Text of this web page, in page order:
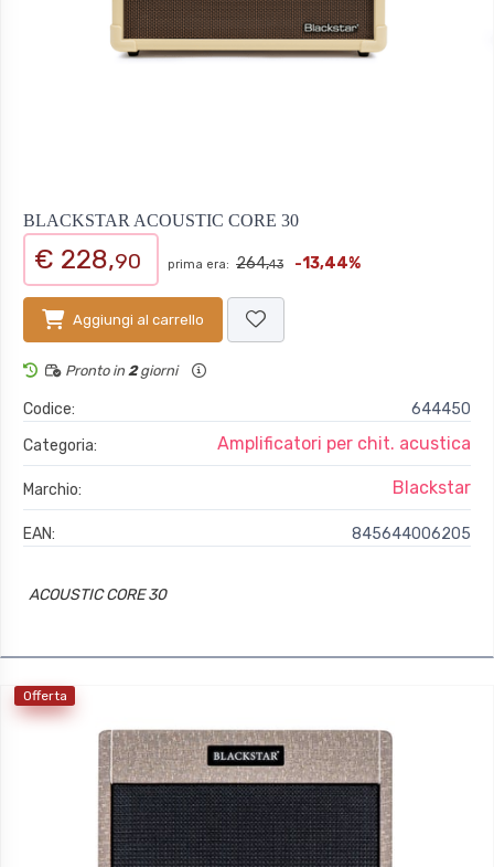
BLACKSTAR ACOUSTIC CORE 30
€ 228,90 prima era: 264,43 -13,44%
Aggiungi al carrello
Pronto in 2giorni
Codice:
644450
Categoria:
Amplificatori per chit. acustica
Marchio: Blackstar
EAN: 845644006205
ACOUSTIC CORE 30
Offerta